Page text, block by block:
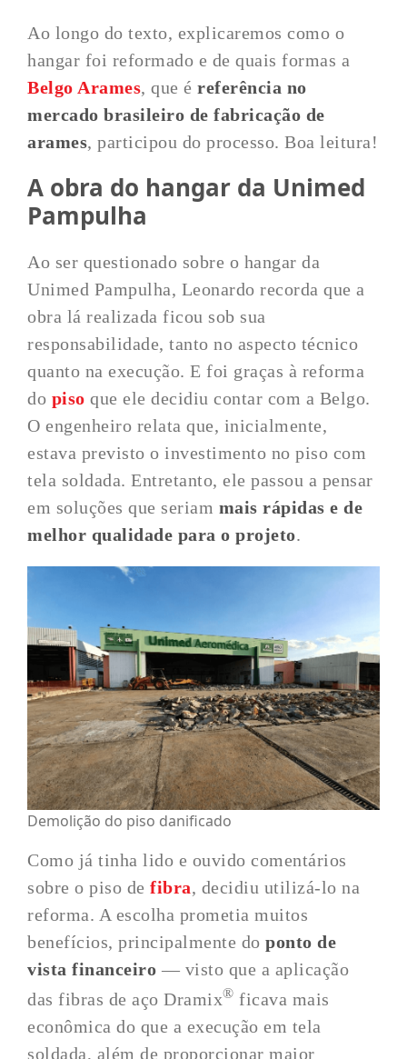
Ao longo do texto, explicaremos como o
hangar foi reformado e de quais formas a
Belgo Arames, que éreferência no
mercado brasileiro de fabricação de
arames, participou do processo. Boa leitura!
A obra do hangar da Unimed
Pampulha
Ao ser questionado sobre o hangar da
Unimed Pampulha, Leonardo recorda que a
obra lá realizada ficou sob sua
responsabilidade, tanto no aspecto técnico
quanto na execução. E foi graças à reforma
do piso que ele decidiu contar com a Belgo.
O engenheiro relata que, inicialmente,
estava previsto o investimento no piso com
tela soldada. Entretanto, ele passou a pensar
em soluções que seriam mais rápidas e de
melhor qualidade para o projeto.
Demolição do piso danificado
Como já tinha lido e ouvido comentários
sobre o piso defibra, decidiu utilizá-lo na
reforma. A escolha prometia muitos
benefícios, principalmente doponto de
vista financeiro — visto que a aplicação
das fibras de aço Dramix® ficava mais
econômica do que a execução em tela
soldada, além de proporcionar maior